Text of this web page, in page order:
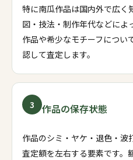
特に南瓜作品は国内外で広く
図・技法・制作年代などによ
作品や希少なモチーフについ
認して査定します。
3 作品の保存状態
作品のシミ・ヤケ・退色・波
査定額を左右する要素です。